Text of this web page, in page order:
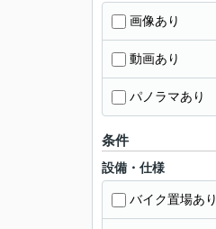
画像あり
動画あり
パノラマあり
条件
設備・仕様
バイク置場あり